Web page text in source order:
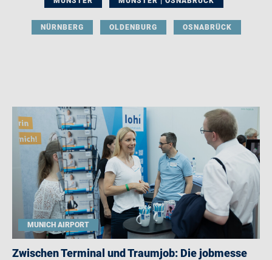
NÜRNBERG OLDENBURG OSNABRÜCK
MUNICH AIRPORT
Zwischen Terminal und Traumjob: Die jobmesse